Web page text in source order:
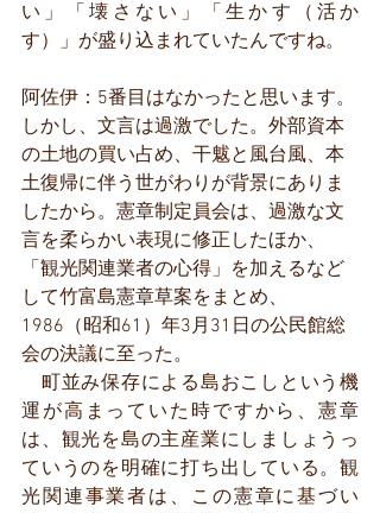
い」「壊さない」「生かす（活か
す）」が盛り込まれていたんですね。
阿佐伊：5番目はなかったと思います。
しかし、文言は過激でした。外部資本
の土地の買い占め、干魃と風台風、本
土復帰に伴う世がわりが背景にありま
したから。憲章制定員会は、過激な文
言を柔らかい表現に修正したほか、
「観光関連業者の心得」を加えるなど
して竹富島憲章草案をまとめ、
1986（昭和61）年3月31日の公民館総
会の決議に至った。
町並み保存による島おこしという機
運が高まっていた時ですから、憲章
は、観光を島の主産業にしましょうっ
ていうのを明確に打ち出している。観
光関連事業者は、この憲章に基づい